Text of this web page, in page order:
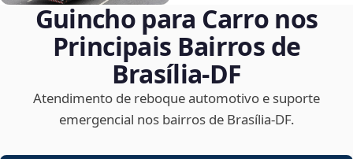
Guincho para Carro nos
Principais Bairros de
Brasília‑DF
Atendimento de reboque automotivo e suporte
emergencial nos bairros de Brasília‑DF.